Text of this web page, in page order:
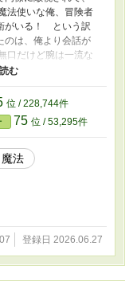
法使いな俺、冒険者
がいる！ という訳
のは、俺より会話が
だけど腕は一流な
！ と、いい
りました。プロフ
ったら！ 動画や表
、小説にAIは使用し
文章、校正、検索や
名も（笑）すべて *
位 / 228,744件
75 位 / 53,295件
法
登録日 2026.06.27